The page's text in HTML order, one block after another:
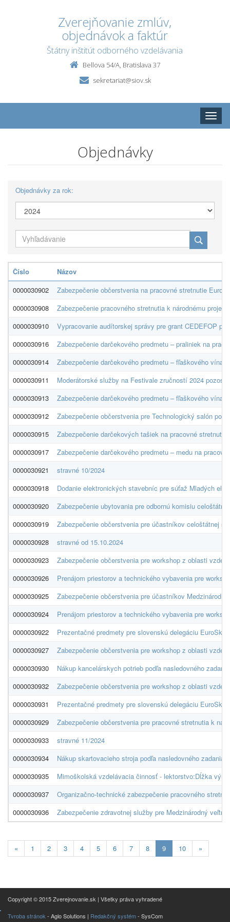
Zverejňovanie zmlúv,
objednávok a faktúr
Štátny inštitút odborného vzdelávania
Bellova 54/A, Bratislava 37
sekretariat@siov.sk
Toggle
Objednávky
Objednávky za rok:
Číslo
Názov
0000030902
Zabezpečenie občerstvenia na pracovné stretnutie
0000030908
Zabezpečenie pracovného stretnutia k národnému
0000030910
Vypracovanie audítorskej správy pre grant CEDEFOP
0000030916
Zabezpečenie darčekového predmetu – praliniek na
0000030914
Zabezpečenie darčekového predmetu – fľaškového vína
0000030911
Moderátorské služby na Festivale zručností 2024
0000030913
Zabezpečenie darčekového predmetu – fľaškového vína
0000030912
Zabezpečenie občerstvenia pre Technologický salón
0000030915
Zabezpečenie darčekových tašiek na pracovné
0000030917
Zabezpečenie darčekového predmetu – medu na
0000030921
stravné 10/2024
0000030918
Dodanie elektronických stavebníc pre súťaž Mladých
0000030920
Zabezpečenie ubytovania pre odbornú komisiu
0000030919
Zabezpečenie občerstvenia pre účastníkov celoštátnej
0000030928
stravné od 15.10.2024
0000030923
Zabezpečenie občerstvenia pre workshop z oblasti
0000030926
Prenájom priestorov a technického vybavenia pre
0000030925
Zabezpečenie občerstvenia pre účastníkov
0000030924
Prenájom priestorov a technického vybavenia pre
0000030922
Prezentačné predmety pre slovenskú delegáciu
0000030927
Zabezpečenie občerstvenia pre workshop z oblasti
0000030930
Nákup kancelárskych potrieb podľa nasledovného
0000030932
Zabezpečenie občerstvenia pre workshop z oblasti
0000030931
Prezentačné predmety pre slovenskú delegáciu
0000030929
Zabezpečenie občerstvenia pre pracovné stretnutia k
0000030933
stravné 11/2024
0000030934
Nákup skartovacieho stroja podľa nasledovného
0000030935
Mimoškolská vzdelávacia činnosť - lektorstvo:Dĺžka
0000030937
Organizačno-technické zabezpečenie pracovného
0000030936
Zabezpečenie zdravotnej služby pre Medzinárodný
« 1 2 3 4 5 6 7 8 9Aktualna-
stranka
10 »
Copyright © 2015 Zverejnovanie.sk | Všetky práva vyhradené
Tvroba stránok - Aglo Solutions | Redakčný systém- SysCom